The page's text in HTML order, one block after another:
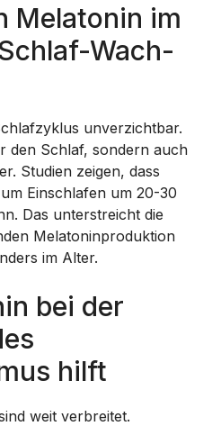
Melatonin im
Wach-
unverzichtbar.
den Schlaf, sondern auch
Studien zeigen, dass
Einschlafen um 20-30
Das unterstreicht die
Melatoninproduktion
im Alter.
bei der
hilft
weit verbreitet.